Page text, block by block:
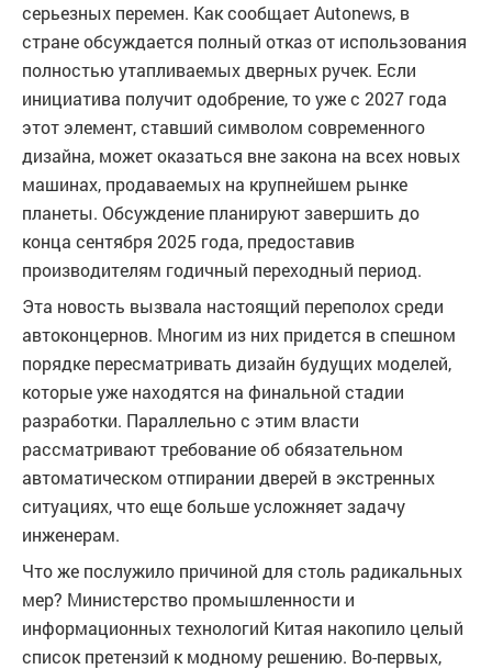
серьезных перемен. Как сообщает Autonews, в
стране обсуждается полный отказ от использования
полностью утапливаемых дверных ручек. Если
инициатива получит одобрение, то уже с 2027 года
этот элемент, ставший символом современного
дизайна, может оказаться вне закона на всех новых
машинах, продаваемых на крупнейшем рынке
планеты. Обсуждение планируют завершить до
конца сентября 2025 года, предоставив
производителям годичный переходный период.
Эта новость вызвала настоящий переполох среди
автоконцернов. Многим из них придется в спешном
порядке пересматривать дизайн будущих моделей,
которые уже находятся на финальной стадии
разработки. Параллельно с этим власти
рассматривают требование об обязательном
автоматическом отпирании дверей в экстренных
ситуациях, что еще больше усложняет задачу
инженерам.
Что же послужило причиной для столь радикальных
мер? Министерство промышленности и
информационных технологий Китая накопило целый
список претензий к модному решению. Во-первых,